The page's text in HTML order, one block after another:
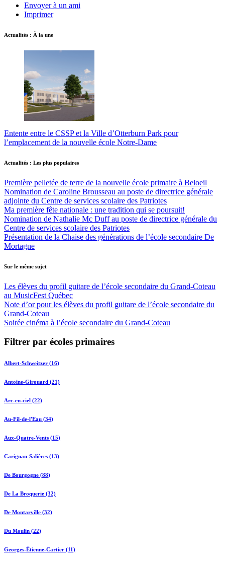
Envoyer à un ami
Imprimer
Actualités : À la une
Entente entre le CSSP et la Ville d’Otterburn Park pour
l’emplacement de la nouvelle école Notre-Dame
Actualités : Les plus populaires
Première pelletée de terre de la nouvelle école primaire à Beloeil
Nomination de Caroline Brousseau au poste de directrice générale
adjointe du Centre de services scolaire des Patriotes
Ma première fête nationale : une tradition qui se poursuit!
Nomination de Nathalie Mc Duff au poste de directrice générale du
Centre de services scolaire des Patriotes
Présentation de la Chaise des générations de l’école secondaire De
Mortagne
Sur le même sujet
Les élèves du profil guitare de l’école secondaire du Grand-Coteau
au MusicFest Québec
Note d’or pour les élèves du profil guitare de l’école secondaire du
Grand-Coteau
Soirée cinéma à l’école secondaire du Grand-Coteau
Filtrer par écoles primaires
Albert-Schweitzer (16)
Antoine-Girouard (21)
Arc-en-ciel (22)
Au-Fil-de-l'Eau (34)
Aux-Quatre-Vents (15)
Carignan-Salières (13)
De Bourgogne (88)
De La Broquerie (32)
De Montarville (32)
Du Moulin (22)
Georges-Étienne-Cartier (11)